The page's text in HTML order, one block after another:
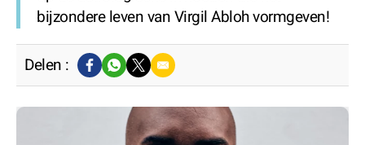
bijzondere leven van Virgil Abloh vormgeven!
Delen :